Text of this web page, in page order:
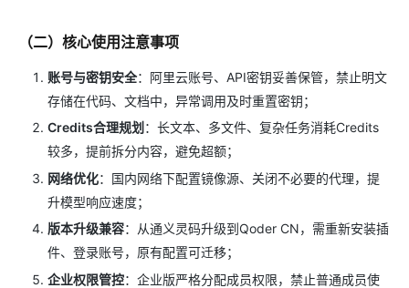
（二）核心使用注意事项
账号与密钥安全：阿里云账号、API密钥妥善保管，禁止明文
存储在代码、文档中，异常调用及时重置密钥；
Credits合理规划 ：长文本、多文件、复杂任务消耗Credits
较多，提前拆分内容，避免超额；
网络优化：国内网络下配置镜像源、关闭不必要的代理，提
升模型响应速度；
版本升级兼容：从通义灵码升级到Qoder CN，需重新安装插
件、登录账号，原有配置可迁移；
企业权限管控：企业版严格分配成员权限，禁止普通成员使